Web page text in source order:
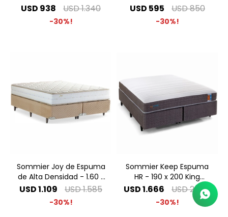
Plaza
USD 938 USD1.340
30
1.90 1 Plaza
USD 595 USD850
30
Sommier Joy de Espuma
de Alta Densidad - 1.60 x
2.00 Queen
USD1.109 USD1.585
30
Sommier Keep Espuma
HR - 190 x 200 King
Especial
USD1.666 USD2.380
30